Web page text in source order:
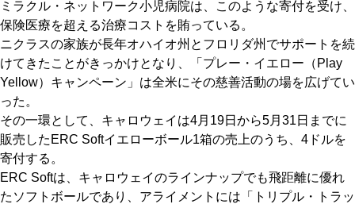
ミラクル・ネットワーク小児病院は、このような寄付を受け、
保険医療を超える治療コストを賄っている。
ニクラスの家族が長年オハイオ州とフロリダ州でサポートを続
けてきたことがきっかけとなり、「プレー・イエロー（Play
Yellow）キャンペーン」は全米にその慈善活動の場を広げてい
った。
その一環として、キャロウェイは4月19日から5月31日までに
販売したERC Softイエローボール1箱の売上のうち、4ドルを
寄付する。
ERC Softは、キャロウェイのラインナップでも飛距離に優れ
たソフトボールであり、アライメントには「トリプル・トラッ
FAIRWAY WOODS フェアウェイウッド
HYBRIDS ハイブリッド
IRONS アイアン
WEDGES ウェッジ
PUTTERS パター
OTHER その他